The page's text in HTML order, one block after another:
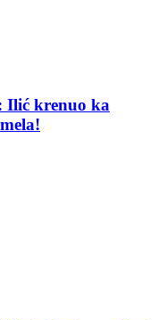
Ilić krenuo ka